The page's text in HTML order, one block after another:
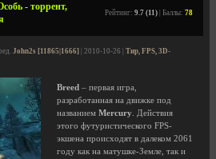
- торрент,
Рейтинг: 9.7 (11) | Баллы: 78
John2s [11865|1666] | 2010-10-26 | Тир, FPS, 3D-
Breed – первая игра,
разработанная на движке под
названием Mercury . Действия
этого футуристического FPS-
экшена происходят в далеком 2061
году как на матушке-Земле, так и